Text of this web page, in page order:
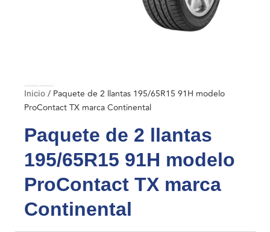
Inicio/ Paquete de 2 llantas 195/65R15 91H modelo
ProContact TX marca Continental
Paquete de 2 llantas
195/65R15 91H modelo
ProContact TX marca
Continental